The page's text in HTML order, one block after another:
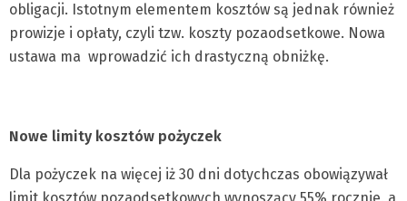
obligacji. Istotnym elementem kosztów są jednak również
prowizje i opłaty, czyli tzw. koszty pozaodsetkowe. Nowa
ustawa ma wprowadzić ich drastyczną obniżkę.
Nowe limity kosztów pożyczek
Dla pożyczek na więcej iż 30 dni dotychczas obowiązywał